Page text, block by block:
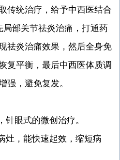
传统治疗，给予中西医结合
部关节祛炎治痛，打通药
祛炎治痛效果，然后全身免
复平衡，最后中西医体质调
强，避免复发。
眼式的微创治疗。
，能快速起效，缩短病